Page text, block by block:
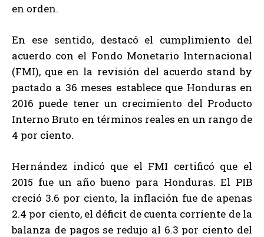
en orden.
En ese sentido, destacó el cumplimiento del
acuerdo con el Fondo Monetario Internacional
(FMI), que en la revisión del acuerdo stand by
pactado a 36 meses establece que Honduras en
2016 puede tener un crecimiento del Producto
Interno Bruto en términos reales en un rango de
4 por ciento.
Hernández indicó que el FMI certificó que el
2015 fue un año bueno para Honduras. El PIB
creció 3.6 por ciento, la inflación fue de apenas
2.4 por ciento, el déficit de cuenta corriente de la
balanza de pagos se redujo al 6.3 por ciento del